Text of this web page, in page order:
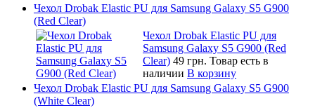
Чехол Drobak Elastic PU для Samsung Galaxy S5 G900
(Red Clear)
Чехол Drobak Elastic PU для
Samsung Galaxy S5 G900 (Red
Clear) 49 грн. Товар есть в
наличии В корзину
Чехол Drobak Elastic PU для Samsung Galaxy S5 G900
(White Clear)